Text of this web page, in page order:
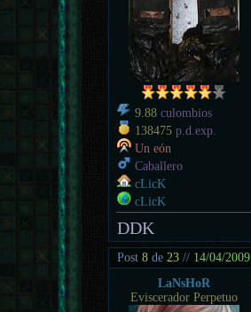
9.88 culombios
138475 p.d.exp.
Un eón
Caballero
cLicK
cLicK
DDK
Post8 de23 // 14/04/2009
LaNsHoR
Eviscerador Perpetuo